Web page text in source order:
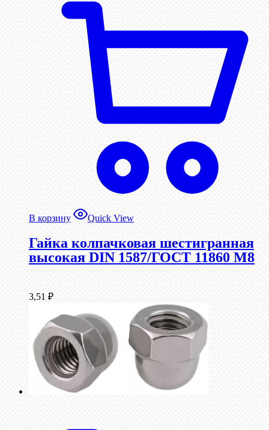
В корзину Quick View
Гайка колпачковая шестигранная
высокая DIN 1587/ГОСТ 11860 М8
3,51 ₽